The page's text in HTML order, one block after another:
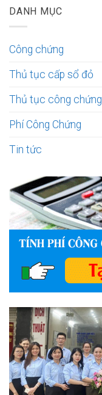
DANH MỤC
Công chứng
Thủ tục cấp sổ đỏ
Thủ tục công chứng
Phí Công Chứng
Tin tức